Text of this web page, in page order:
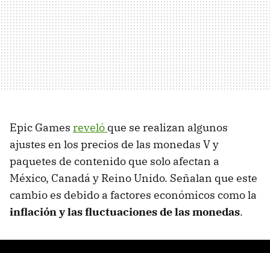
Epic Games reveló que se realizan algunos
ajustes en los precios de las monedas V y
paquetes de contenido que solo afectan a
México, Canadá y Reino Unido. Señalan que este
cambio es debido a factores económicos como la
inflación y las fluctuaciones de las monedas.